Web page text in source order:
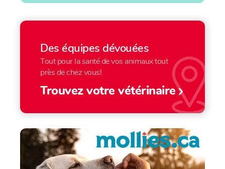
Des équipes dévouées
Tout pour la santé de vos animaux tout
près de chez vous!
Trouvez votre vétérinaire